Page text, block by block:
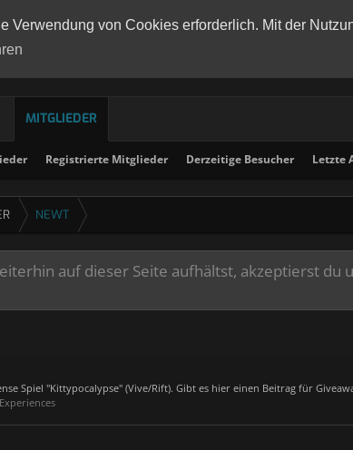
Verwendung von Cookies erforderlich. Mit der
MITGLIEDER
Registrierte Mitglieder Derzeitige Besucher Letzte
NEWT
auf dieser Seite aufhältst, akzeptierst du
Spiel "Kittypocalypse" (Vive/Rift). Gibt es hier einen Beitrag für